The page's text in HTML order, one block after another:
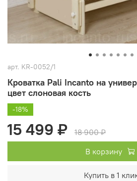
арт. KR-0052/1
Кроватка Pali Incanto на
цвет слоновая кость
-18%
15 499 ₽
18 900 ₽
В корзину
Купить в 1